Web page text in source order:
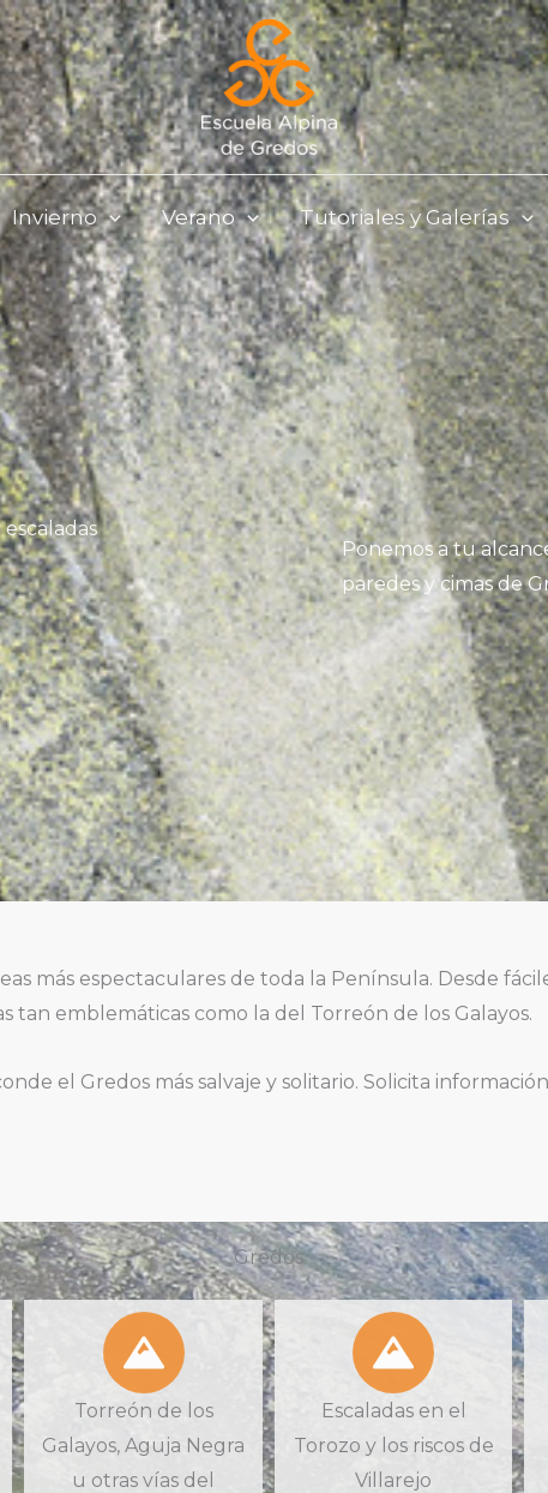
Invierno Verano Tutoriales y Galerías
escaladas
Ponemos a tu
paredes y cimas de
más espectaculares de toda la Península. Desde
tan emblemáticas como la del Torreón de los Galayos.
el Gredos más salvaje y solitario. Solicita
Gredos
Torreón de los
Galayos, Aguja Negra
u otras vías del
Escaladas en el
Torozo y los riscos de
Villarejo